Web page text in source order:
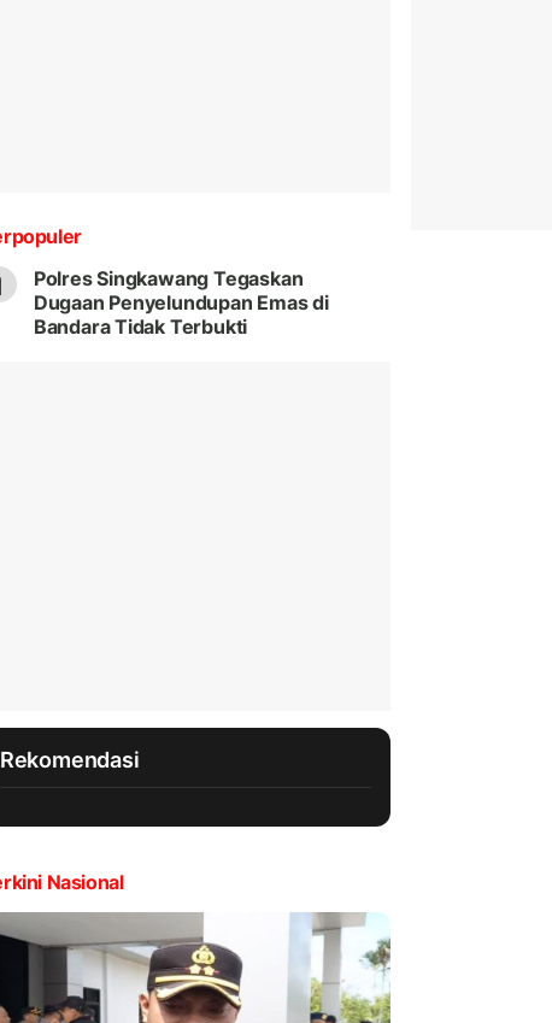
Polres Singkawang Tegaskan
Dugaan Penyelundupan Emas di
Bandara Tidak Terbukti
Rekomendasi
Nasional